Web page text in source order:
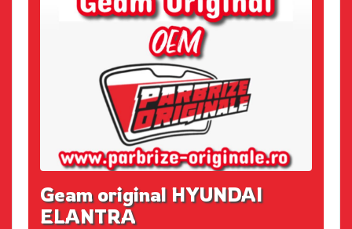
Geam original HYUNDAI
ELANTRA